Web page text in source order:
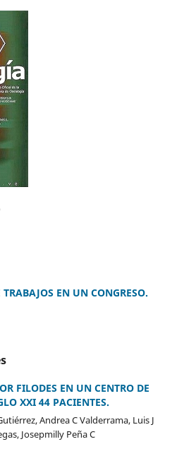
EN UN CONGRESO.
FILODES EN UN CENTRO DE
XXI 44 PACIENTES.
Andrea C Valderrama, Luis J
Josepmilly Peña C